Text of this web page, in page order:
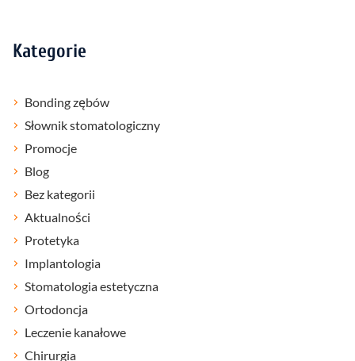
Kategorie
Bonding zębów
Słownik stomatologiczny
Promocje
Blog
Bez kategorii
Aktualności
Protetyka
Implantologia
Stomatologia estetyczna
Ortodoncja
Leczenie kanałowe
Chirurgia